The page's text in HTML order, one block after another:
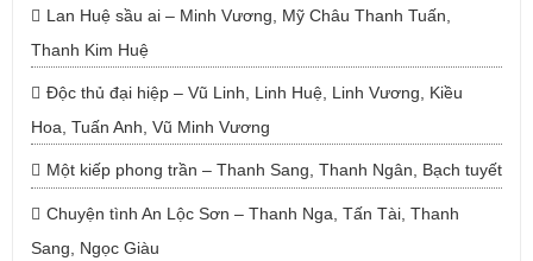
Lan Huệ sầu ai – Minh Vương, Mỹ Châu Thanh Tuấn,
Thanh Kim Huệ
Độc thủ đại hiệp – Vũ Linh, Linh Huệ, Linh Vương, Kiều
Hoa, Tuấn Anh, Vũ Minh Vương
Một kiếp phong trần – Thanh Sang, Thanh Ngân, Bạch tuyết
Chuyện tình An Lộc Sơn – Thanh Nga, Tấn Tài, Thanh
Sang, Ngọc Giàu